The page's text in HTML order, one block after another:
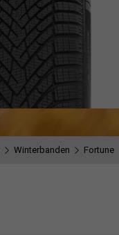
Winterbanden Fortune